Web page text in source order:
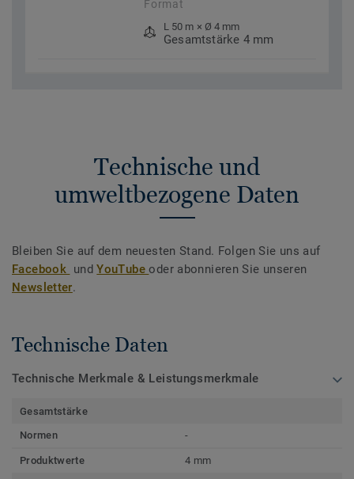
Format
L 50 m × Ø 4 mm
Gesamtstärke 4 mm
Technische und
umweltbezogene Daten
Bleiben Sie auf dem neuesten Stand. Folgen Sie uns auf
Facebook undYouTubeoder abonnieren Sie unseren
Newsletter.
Technische Daten
Technische Merkmale & Leistungsmerkmale
Gesamtstärke
Normen
-
Produktwerte 4 mm